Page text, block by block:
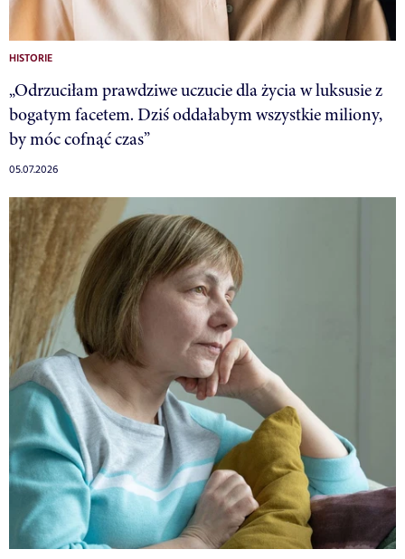
HISTORIE
„Odrzuciłam prawdziwe uczucie dla życia w luksusie z
bogatym facetem. Dziś oddałabym wszystkie miliony,
by móc cofnąć czas”
05.07.2026